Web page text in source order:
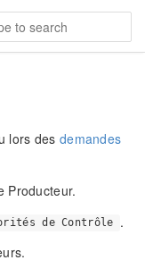
lors des demandes
Producteur.
de Contrôle
.